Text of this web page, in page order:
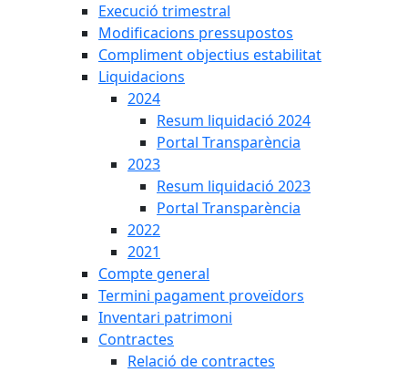
Execució trimestral
Modificacions pressupostos
Compliment objectius estabilitat
Liquidacions
2024
Resum liquidació 2024
Portal Transparència
2023
Resum liquidació 2023
Portal Transparència
2022
2021
Compte general
Termini pagament proveïdors
Inventari patrimoni
Contractes
Relació de contractes